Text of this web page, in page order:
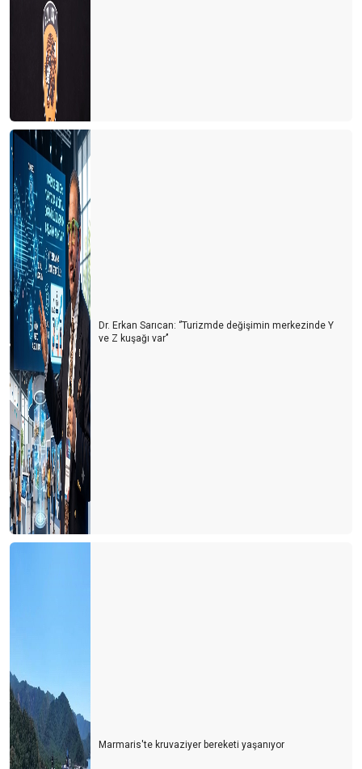
Dr. Erkan Sarıcan: ‘’Turizmde değişimin merkezinde Y
ve Z kuşağı var’’
Marmaris'te kruvaziyer bereketi yaşanıyor